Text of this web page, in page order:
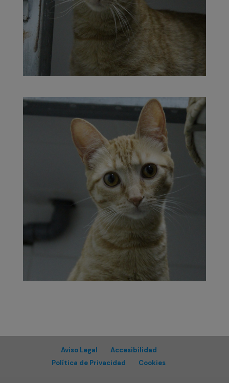
Aviso Legal
Accesibilidad
Política de Privacidad
Cookies